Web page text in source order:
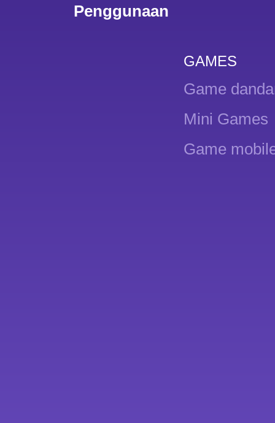
Penggunaan
GAMES
Game
Mini Games
Game